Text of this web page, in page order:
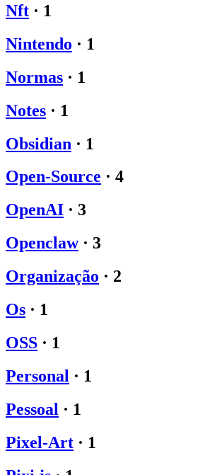
Nft · 1
Nintendo · 1
Normas · 1
Notes · 1
Obsidian · 1
Open-Source · 4
OpenAI · 3
Openclaw · 3
Organização · 2
Os · 1
OSS · 1
Personal · 1
Pessoal · 1
Pixel-Art · 1